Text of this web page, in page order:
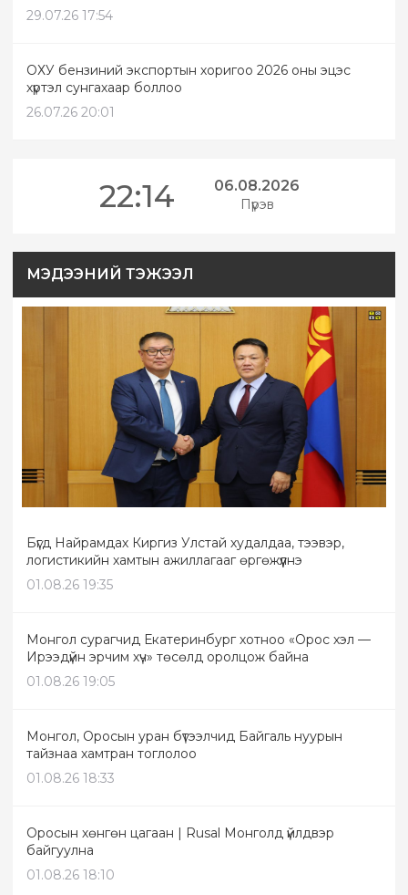
29.07.26 17:54
ОХУ бензиний экспортын хоригоо 2026 оны эцэс
хүртэл сунгахаар боллоо
26.07.26 20:01
22:14 06.08.2026
Пүрэв
МЭДЭЭНИЙ ТЭЖЭЭЛ
Бүгд Найрамдах Киргиз Улстай худалдаа, тээвэр,
логистикийн хамтын ажиллагааг өргөжүүлнэ
01.08.26 19:35
Монгол сурагчид Екатеринбург хотноо «Орос хэл —
Ирээдүйн эрчим хүч» төсөлд оролцож байна
01.08.26 19:05
Монгол, Оросын уран бүтээлчид Байгаль нуурын
тайзнаа хамтран тоглолоо
01.08.26 18:33
Оросын хөнгөн цагаан | Rusal Монголд үйлдвэр
байгуулна
01.08.26 18:10